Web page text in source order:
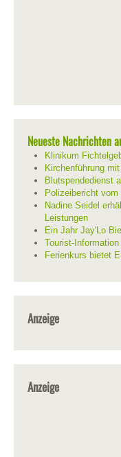
Neueste Nachrichten
Klinikum
Kirchenführung
Blutspendedienst
Polizeibericht vom
Nadine Seidel
Leistungen
Ein Jahr Jay'Lo
Tourist-
Ferienkurs bietet
Anzeige
Anzeige